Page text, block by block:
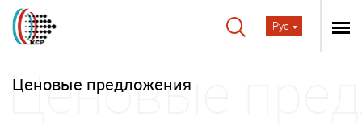
Рус
Ценовые предложения